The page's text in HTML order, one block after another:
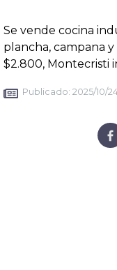
Se vende cocina
plancha, campana
$2.800, Montecristi
Publicado: 2025/10/